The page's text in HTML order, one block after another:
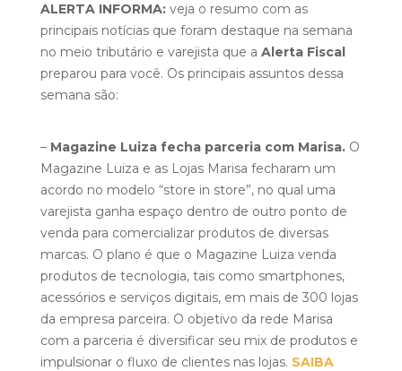
ALERTA INFORMA:veja o resumo com as
principais notícias que foram destaque na semana
no meio tributário e varejista que a Alerta Fiscal
preparou para você. Os principais assuntos dessa
semana são:
– Magazine Luiza fecha parceria com Marisa.O
Magazine Luiza e as Lojas Marisa fecharam um
acordo no modelo “store in store”, no qual uma
varejista ganha espaço dentro de outro ponto de
venda para comercializar produtos de diversas
marcas. O plano é que o Magazine Luiza venda
produtos de tecnologia, tais como smartphones,
acessórios e serviços digitais, em mais de 300 lojas
da empresa parceira. O objetivo da rede Marisa
com a parceria é diversificar seu mix de produtos e
impulsionar o fluxo de clientes nas lojas. SAIBA